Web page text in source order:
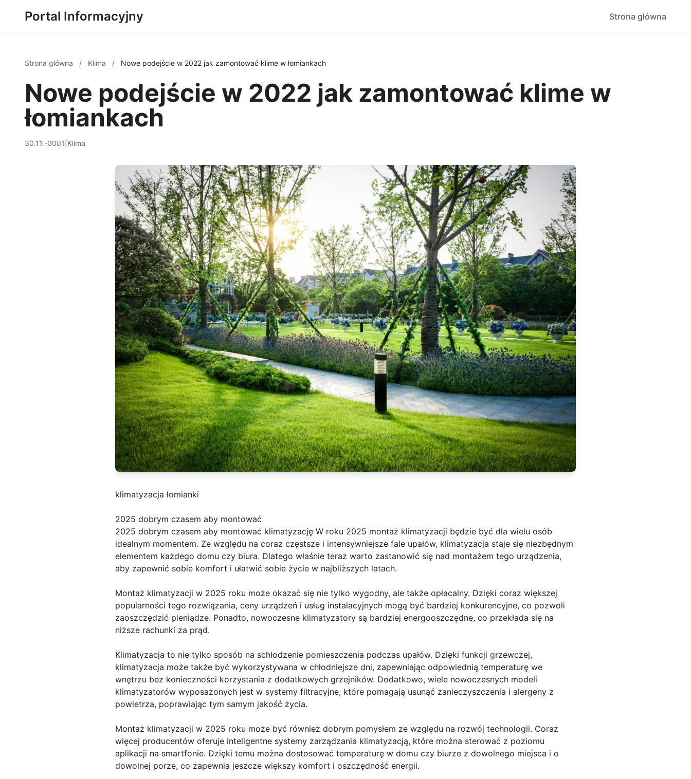
Portal Informacyjny Strona główna
Strona główna / Klima / Nowe podejście w 2022 jak zamontować klime w łomiankach
Nowe podejście w 2022 jak zamontować klime w
łomiankach
30.11.-0001 Klima
klimatyzacja łomianki
2025 dobrym czasem aby montować
2025 dobrym czasem aby montować klimatyzację W roku 2025 montaż klimatyzacji będzie być dla wielu osób
idealnym momentem. Ze względu na coraz częstsze i intensywniejsze fale upałów, klimatyzacja staje się niezbędnym
elementem każdego domu czy biura. Dlatego właśnie teraz warto zastanowić się nad montażem tego urządzenia,
aby zapewnić sobie komfort i ułatwić sobie życie w najbliższych latach.
Montaż klimatyzacji w 2025 roku może okazać się nie tylko wygodny, ale także opłacalny. Dzięki coraz większej
popularności tego rozwiązania, ceny urządzeń i usług instalacyjnych mogą być bardziej konkurencyjne, co pozwoli
zaoszczędzić pieniądze. Ponadto, nowoczesne klimatyzatory są bardziej energooszczędne, co przekłada się na
niższe rachunki za prąd.
Klimatyzacja to nie tylko sposób na schłodzenie pomieszczenia podczas upałów. Dzięki funkcji grzewczej,
klimatyzacja może także być wykorzystywana w chłodniejsze dni, zapewniając odpowiednią temperaturę we
wnętrzu bez konieczności korzystania z dodatkowych grzejników. Dodatkowo, wiele nowoczesnych modeli
klimatyzatorów wyposażonych jest w systemy filtracyjne, które pomagają usunąć zanieczyszczenia i alergeny z
powietrza, poprawiając tym samym jakość życia.
Montaż klimatyzacji w 2025 roku może być również dobrym pomysłem ze względu na rozwój technologii. Coraz
więcej producentów oferuje inteligentne systemy zarządzania klimatyzacją, które można sterować z poziomu
aplikacji na smartfonie. Dzięki temu można dostosować temperaturę w domu czy biurze z dowolnego miejsca i o
dowolnej porze, co zapewnia jeszcze większy komfort i oszczędność energii.